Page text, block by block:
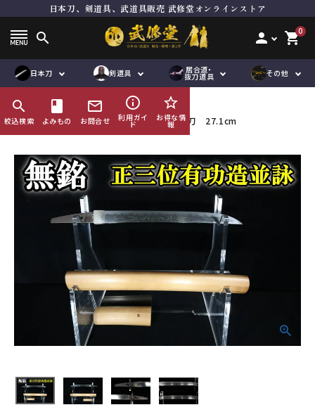
日本刀、剣道具、武道具販売 武修堂オンラインストア
search person 0
shopping_cart
日本刀
その他刀身
縁頭
その他金具
鮫鞘
剣道具
面単品
垂れ単品
鮫胴
竹刀用品
道着袴セット
竹刀袋
その他小物
居合道・
抜刀道具
居合刀（模擬刀）
居合道向き真剣
木刀
下緒
道着袴セット
道着単品
袴単品
帯
刀袋
鮫鞘
鮫胴
その他
オリジナル商
品
ハンドメイド商
品
企画商品
search
絞込検索
book
よみもの
mail_outline
お問合せ
info_outline
利用ガイ
ド
star_border
お得な情
報
ACCOUNT MENU
ようこそ ゲスト 様
コンテンツ
ご利用ガイド
特定商取引法について
HOME
日本刀
【珍品】無銘（正三位有功造並詠彫り） 短刀 27.1cm